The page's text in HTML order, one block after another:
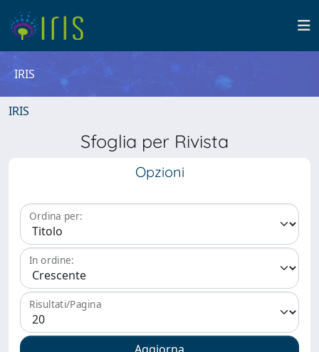
IRIS
IRIS
Sfoglia per Rivista
Opzioni
Ordina per:
In ordine:
Risultati/Pagina